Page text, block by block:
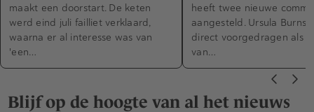
maakt een doorstart. De keten
werd eind juli failliet verklaard,
waarna er al interesse was van
'een…
heeft twee nieuwe
aangesteld. Ursula Burns
direct voorgedragen als
van…
Blijf op de hoogte van al het nieuws